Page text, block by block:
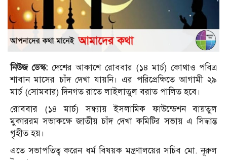
নিউজ ডেস্ক: দেশের আকাশে রোববার (১৪ মার্চ) কোথাও পবিত্র
শাবান মাসের চাঁদ দেখা যায়নি। এর পরিপ্রেক্ষিতে আগামী ২৯
মার্চ (সোমবার) দিনগত রাতে লাইলাতুল বরাত পালিত হবে।
রোববার (১৪ মার্চ) সন্ধ্যায় ইসলামিক ফাউন্ডেশন বায়তুল
মুকাররম সভাকক্ষে জাতীয় চাঁদ দেখা কমিটির সভায় এ সিদ্ধান্ত
গৃহীত হয়।
এতে সভাপতিত্ব করেন ধর্ম বিষয়ক মন্ত্রণালয়ের সচিব মো. নূরুল